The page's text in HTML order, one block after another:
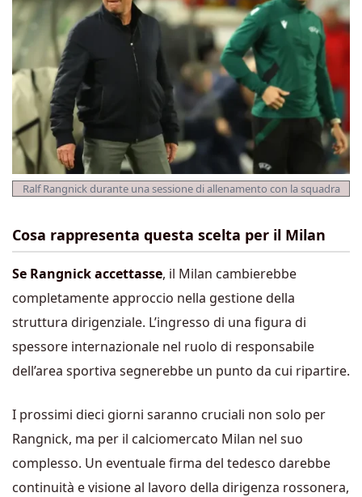
Ralf Rangnick durante una sessione di allenamento con la squadra
Cosa rappresenta questa scelta per il Milan
Se Rangnick accettasse, il Milan cambierebbe
completamente approccio nella gestione della
struttura dirigenziale. L’ingresso di una figura di
spessore internazionale nel ruolo di responsabile
dell’area sportiva segnerebbe un punto da cui ripartire.
I prossimi dieci giorni saranno cruciali non solo per
Rangnick, ma per il calciomercato Milan nel suo
complesso. Un eventuale firma del tedesco darebbe
continuità e visione al lavoro della dirigenza rossonera,